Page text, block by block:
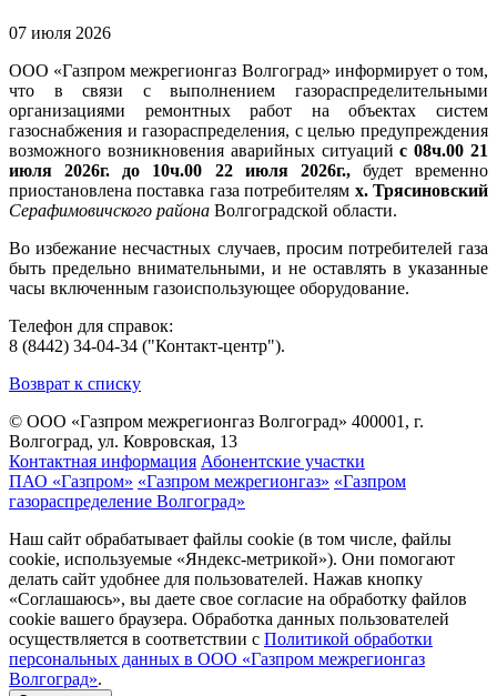
07 июля 2026
ООО «Газпром межрегионгаз Волгоград» информирует о том,
что в связи с выполнением газораспределительными
организациями ремонтных работ на объектах систем
газоснабжения и газораспределения, с целью предупреждения
возможного возникновения аварийных ситуацийс 08ч.00 21
июля 2026г. до 10ч.00 22 июля 2026г.,будет временно
приостановлена поставка газа потребителям х. Трясиновский
Серафимовичского района Волгоградской области.
Во избежание несчастных случаев, просим потребителей газа
быть предельно внимательными, и не оставлять в указанные
часы включенным газоиспользующее оборудование.
Телефон для справок:
8 (8442) 34-04-34 ("Контакт-центр").
Возврат к списку
© ООО «Газпром межрегионгаз Волгоград» 400001, г.
Волгоград, ул. Ковровская, 13
Контактная информация Абонентские участки
ПАО «Газпром» «Газпром межрегионгаз» «Газпром
газораспределение Волгоград»
Наш сайт обрабатывает файлы cookie (в том числе, файлы
cookie, используемые «Яндекс-метрикой»). Они помогают
делать сайт удобнее для пользователей. Нажав кнопку
«Соглашаюсь», вы даете свое согласие на обработку файлов
cookie вашего браузера. Обработка данных пользователей
осуществляется в соответствии с Политикой обработки
персональных данных в ООО «Газпром межрегионгаз
Волгоград».